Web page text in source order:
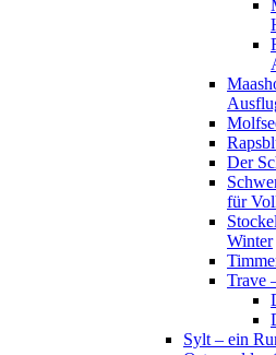
Der
für
Winter
Trave
Sylt – ein